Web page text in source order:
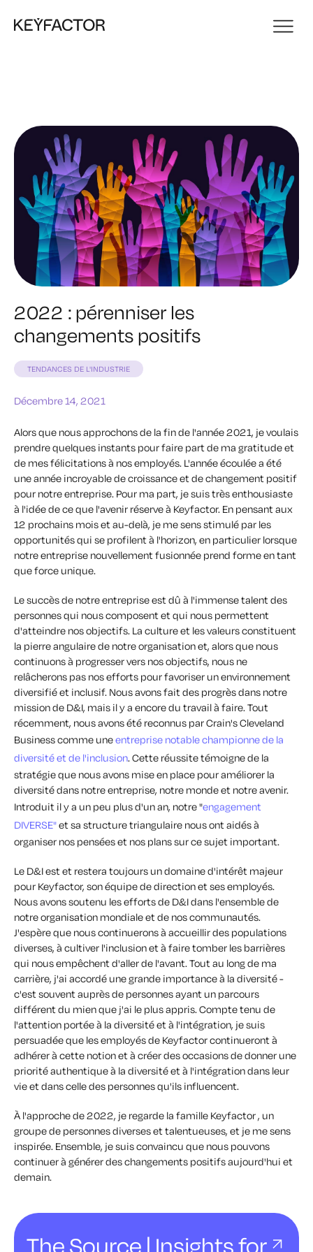
2022 : pérenniser les
changements positifs
TENDANCES DE L'INDUSTRIE
Décembre 14, 2021
Alors que nous approchons de la fin de l'année 2021, je voulais
prendre quelques instants pour faire part de ma gratitude et
de mes félicitations à nos employés. L'année écoulée a été
une année incroyable de croissance et de changement positif
pour notre entreprise. Pour ma part, je suis très enthousiaste
à l'idée de ce que l'avenir réserve à Keyfactor. En pensant aux
12 prochains mois et au-delà, je me sens stimulé par les
opportunités qui se profilent à l'horizon, en particulier lorsque
notre entreprise nouvellement fusionnée prend forme en tant
que force unique.
Le succès de notre entreprise est dû à l'immense talent des
personnes qui nous composent et qui nous permettent
d'atteindre nos objectifs. La culture et les valeurs constituent
la pierre angulaire de notre organisation et, alors que nous
continuons à progresser vers nos objectifs, nous ne
relâcherons pas nos efforts pour favoriser un environnement
diversifié et inclusif. Nous avons fait des progrès dans notre
mission de D&I, mais il y a encore du travail à faire. Tout
récemment, nous avons été reconnus par Crain's Cleveland
Business comme uneentreprise notable championne de la
diversité et de l'inclusion. Cette réussite témoigne de la
stratégie que nous avons mise en place pour améliorer la
diversité dans notre entreprise, notre monde et notre avenir.
Introduit il y a un peu plus d'un an, notre "engagement
DIVERSE"et sa structure triangulaire nous ont aidés à
organiser nos pensées et nos plans sur ce sujet important.
Le D&I est et restera toujours un domaine d'intérêt majeur
pour Keyfactor, son équipe de direction et ses employés.
Nous avons soutenu les efforts de D&I dans l'ensemble de
notre organisation mondiale et de nos communautés.
J'espère que nous continuerons à accueillir des populations
diverses, à cultiver l'inclusion et à faire tomber les barrières
qui nous empêchent d'aller de l'avant. Tout au long de ma
carrière, j'ai accordé une grande importance à la diversité -
c'est souvent auprès de personnes ayant un parcours
différent du mien que j'ai le plus appris. Compte tenu de
l'attention portée à la diversité et à l'intégration, je suis
persuadée que les employés de Keyfactor continueront à
adhérer à cette notion et à créer des occasions de donner une
priorité authentique à la diversité et à l'intégration dans leur
vie et dans celle des personnes qu'ils influencent.
À l'approche de 2022, je regarde la famille Keyfactor , un
groupe de personnes diverses et talentueuses, et je me sens
inspirée. Ensemble, je suis convaincu que nous pouvons
continuer à générer des changements positifs aujourd'hui et
demain.
The Source | Insights for